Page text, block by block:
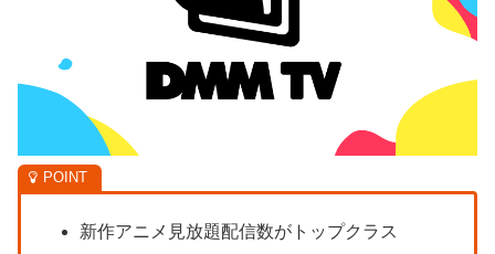
新作アニメ見放題配信数がトップクラス